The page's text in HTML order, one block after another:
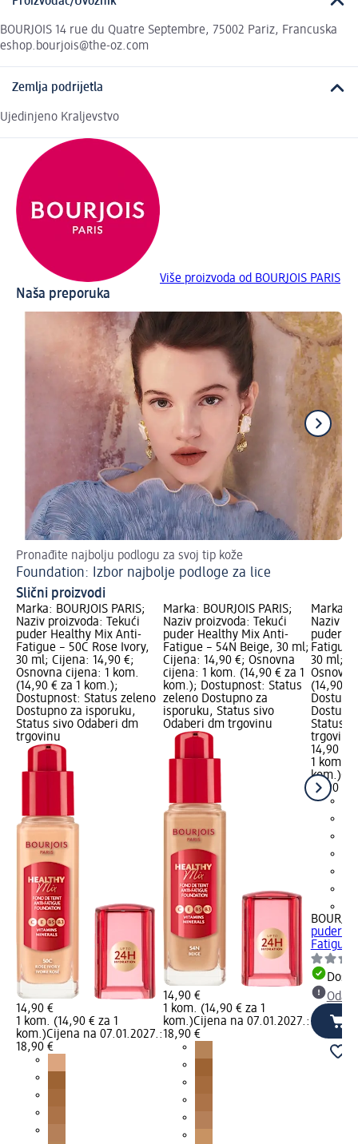
BOURJOIS 14 rue du Quatre Septembre, 75002 Pariz, Francuska
eshop.bourjois@the-oz.com
Zemlja podrijetla
Ujedinjeno Kraljevstvo
Više proizvoda od BOURJOIS PARIS
Naša preporuka
Pronađite najbolju podlogu za svoj tip kože
Foundation: Izbor najbolje podloge za lice
Slični proizvodi
Marka: BOURJOIS PARIS;
Naziv proizvoda: Tekući
puder Healthy Mix Anti-
Fatigue – 50C Rose Ivory,
30 ml; Cijena: 14,90 €;
Osnovna cijena: 1 kom.
(14,90 € za 1 kom.);
Dostupnost: Status zeleno
Dostupno za isporuku,
Status sivo Odaberi dm
trgovinu
14,90 €
1 kom. (14,90 € za 1
kom.)Cijena na 07.01.2027.:
18,90 €
Marka: BOURJOIS PARIS;
Naziv proizvoda: Tekući
puder Healthy Mix Anti-
Fatigue – 54N Beige, 30 ml;
Cijena: 14,90 €; Osnovna
cijena: 1 kom. (14,90 € za 1
kom.); Dostupnost: Status
zeleno Dostupno za
isporuku, Status sivo
Odaberi dm trgovinu
14,90 €
1 kom. (14,90 € za 1
kom.)Cijena na 07.01.2027.:
18,90 €
Marka:
Naziv
puder
Fatigue
30 ml;
(14,90 €
Status
trgovinu
14,90 €
1 kom.
kom.)
18,90 €
puder
Fatigue